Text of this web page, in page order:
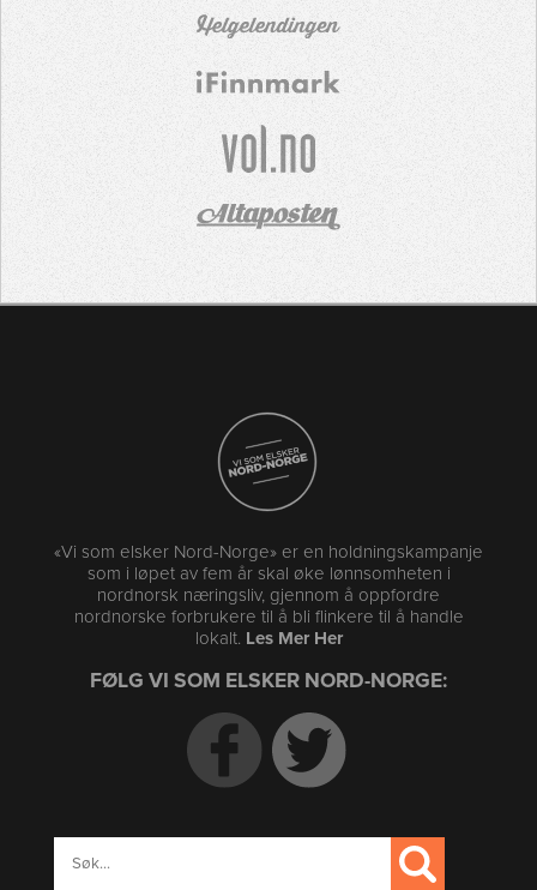
«Vi som elsker Nord-Norge» er en holdningskampanje
som i løpet av fem år skal øke lønnsomheten i
nordnorsk næringsliv, gjennom å oppfordre
nordnorske forbrukere til å bli flinkere til å handle
lokalt. Les Mer Her
FØLG VI SOM ELSKER NORD-NORGE: